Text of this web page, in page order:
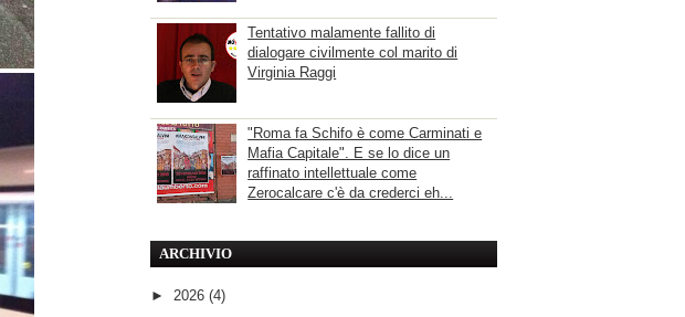
Tentativo malamente fallito di
dialogare civilmente col marito di
Virginia Raggi
"Roma fa Schifo è come Carminati e
Mafia Capitale". E se lo dice un
raffinato intellettuale come
Zerocalcare c'è da crederci eh...
ARCHIVIO
► 2026 (4)